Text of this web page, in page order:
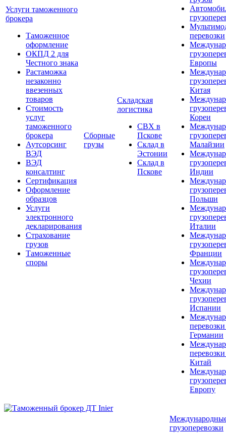
Услуги таможенного
брокера
Таможенное
оформление
ОКПД 2 для
Честного знака
Растаможка
незаконно
ввезенных
товаров
Стоимость
услуг
таможенного
брокера
Аутсорсинг
ВЭД
ВЭД
консалтинг
Сертификация
Оформление
образцов
Услуги
электронного
декларирования
Страхование
грузов
Таможенные
споры
Сборные
грузы
Складская
логистика
СВХ в
Пскове
Склад в
Эстонии
Склад в
Пскове
перевозки
Европы
Китая
Кореи
Малайзии
Индии
Польши
Италии
Франции
Чехии
Испании
Германии
Китай
Европу
грузоперевозки